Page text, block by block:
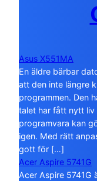
Asus X551MA
En äldre bärbar
att den inte längre
programmen. Den
talet har fått nytt liv
programvara kan
igen. Med rätt
gott för […]
Acer Aspire 5741G
Acer Aspire 5741G